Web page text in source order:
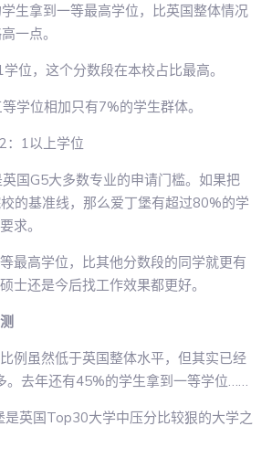
生拿到一等最高学位，比英国整体情况
一点。
位，这个分数段在本校占比最高。
学位相加只有7%的学生群体。
：1以上学位
国G5大多数专业的申请门槛。如果把
的基准线，那么爱丁堡有超过80%的学
求。
最高学位，比其他分数段的同学就更有
士还是今后找工作效果都更好。
例虽然低于英国整体水平，但其实已经
。去年还有45%的学生拿到一等学位……
英国Top30大学中压分比较狠的大学之